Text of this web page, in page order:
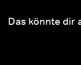
Das könnte dir